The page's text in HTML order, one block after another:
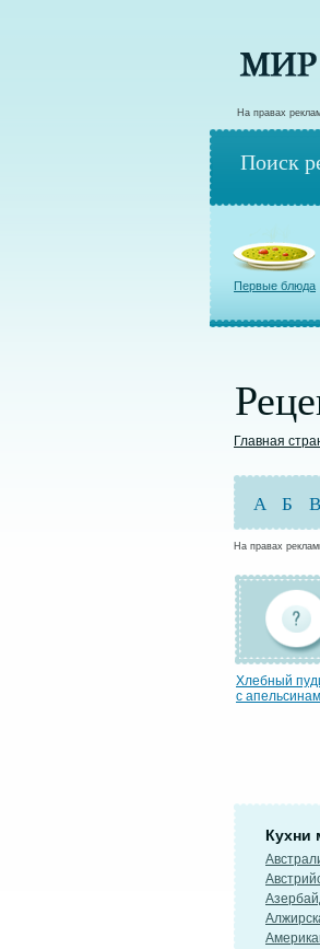
На правах
Поиск
Первые блюда
Главная
А Б В
На правах
Хлебный
с
Кухни